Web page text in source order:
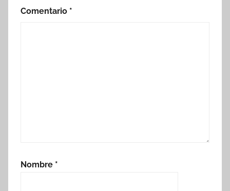
Comentario *
Nombre *